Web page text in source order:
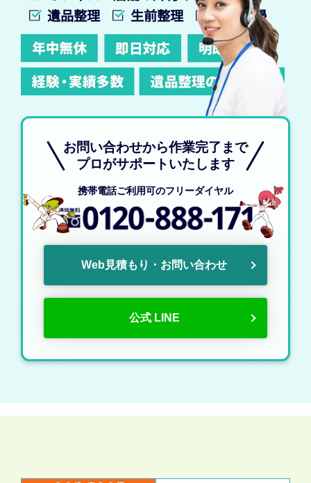
遺品整理
生前整理 特殊清掃
お問い合わせから作業完了まで
プロがサポートいたします
携帯電話ご利用可のフリーダイヤル
Web見積もり・お問い合わせ
公式 LINE